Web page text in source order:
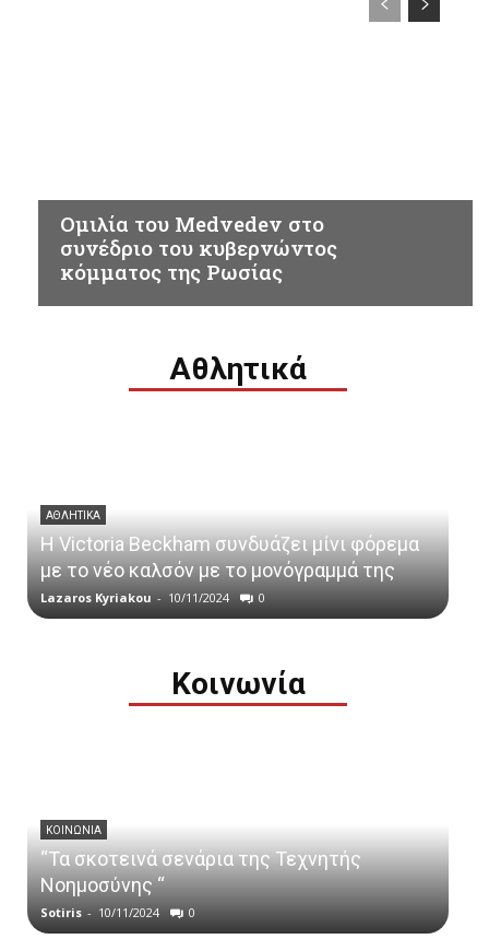
Ομιλία του Medvedev στο
συνέδριο του κυβερνώντος
κόμματος της Ρωσίας
Αθλητικά
ΑΘΛΗΤΙΚΑ
H Victoria Beckham συνδυάζει μίνι φόρεμα
με το νέο καλσόν με το μονόγραμμά της
Lazaros Kyriakou - 10/11/2024 0
Κοινωνία
ΚΟΙΝΩΝΙΑ
“Τα σκοτεινά σενάρια της Τεχνητής
Νοημοσύνης “
Sotiris - 10/11/2024 0